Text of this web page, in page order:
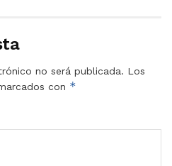
no será publicada. Los
con *